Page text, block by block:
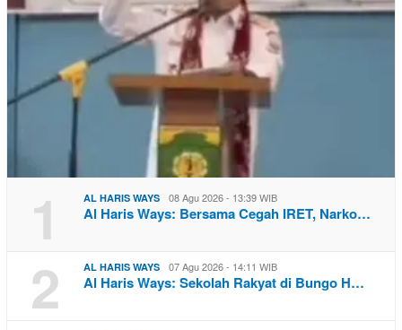
1 AL HARIS WAYS 08 Agu 2026 - 13:39 WIB
Al Haris Ways: Bersama Cegah IRET, Narko…
2 AL HARIS WAYS 07 Agu 2026 - 14:11 WIB
Al Haris Ways: Sekolah Rakyat di Bungo H…